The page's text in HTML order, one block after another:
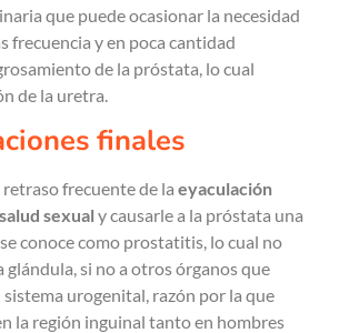
que puede ocasionar la necesidad
frecuencia y en poca cantidad
de la próstata, lo cual
de la uretra.
finales
frecuente de la eyaculación
salud sexual y causarle a la próstata una
conoce como prostatitis, lo cual no
glándula, si no a otros órganos que
urogenital, razón por la que
la región inguinal tanto en hombres